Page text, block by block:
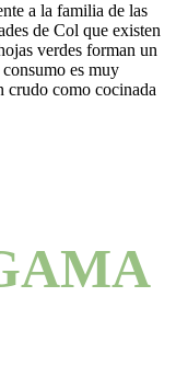
a la familia de las
de Col que existen
verdes forman un
es muy
crudo como cocinada